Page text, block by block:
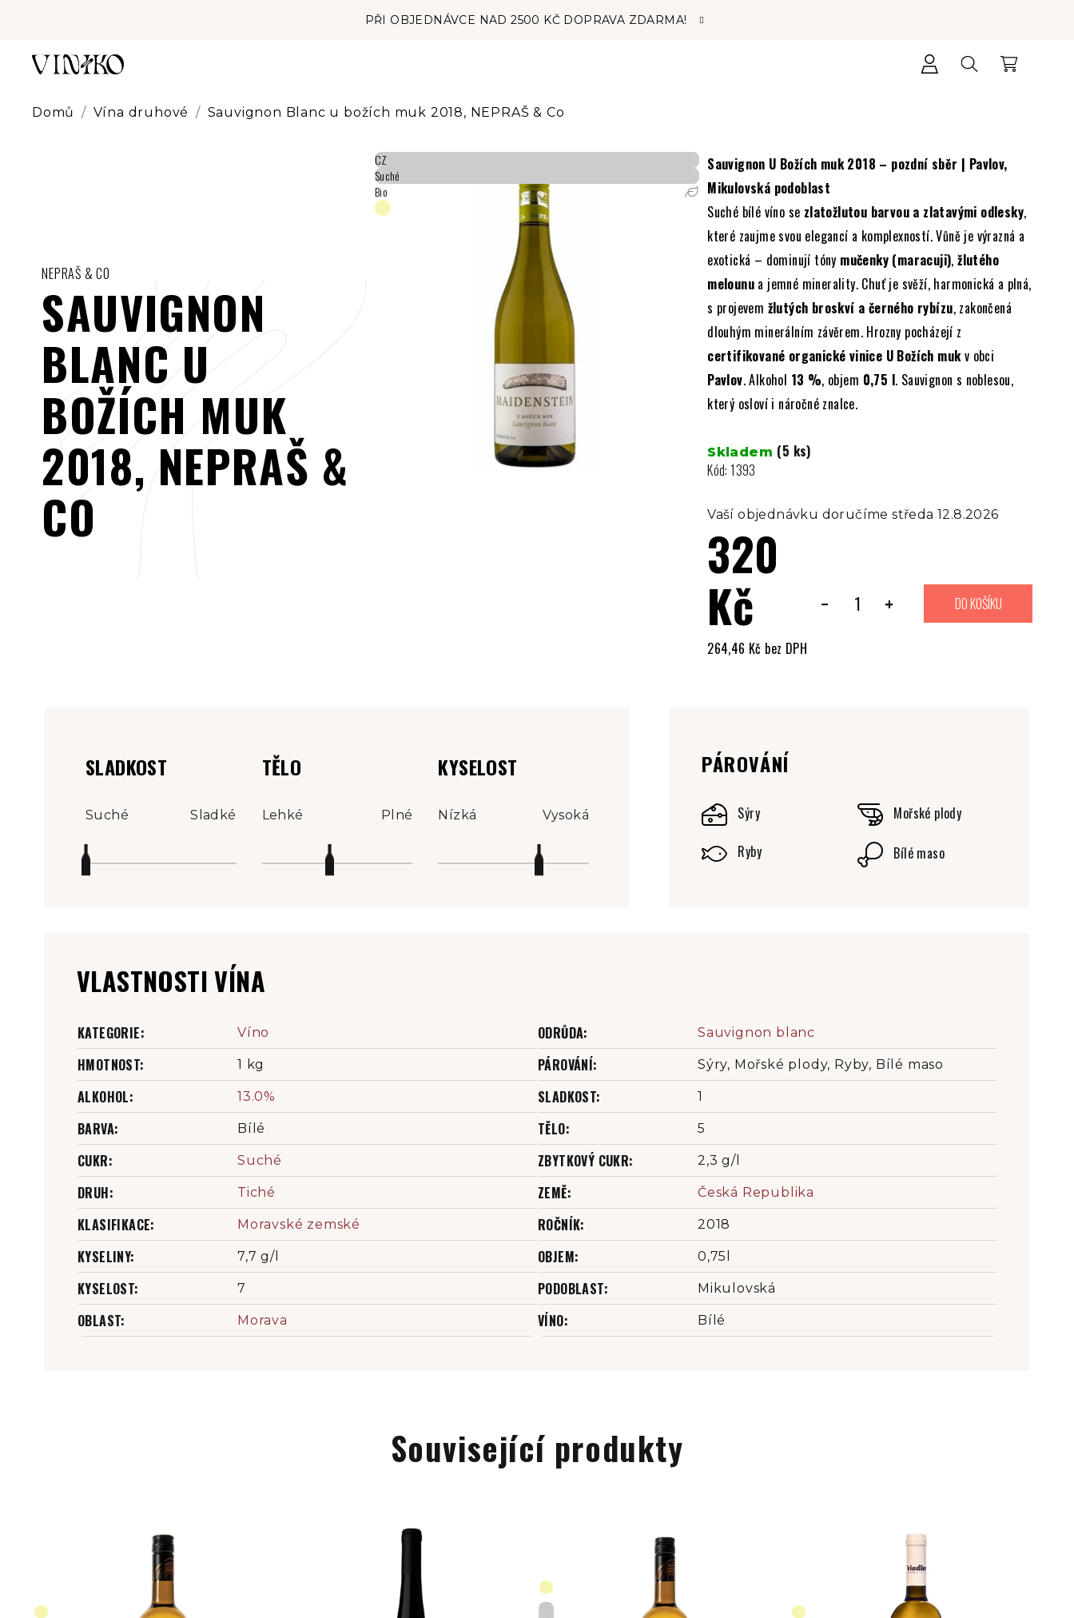
PŘI OBJEDNÁVCE NAD 2500 KČ DOPRAVA ZDARMA!
Domů / Vína druhové / Sauvignon Blanc u božích muk 2018, NEPRAŠ & Co
NEPRAŠ & CO
SAUVIGNON
BLANC U
BOŽÍCH MUK
2018, NEPRAŠ &
CO
Sauvignon U Božích muk 2018 – pozdní sběr | Pavlov,
Mikulovská podoblast
Suché bílé víno se zlatožlutou barvou a zlatavými odlesky,
které zaujme svou elegancí a komplexností. Vůně je výrazná a
exotická – dominují tóny mučenky (maracuji),žlutého
melounu a jemné minerality. Chuť je svěží, harmonická a plná,
s projevem žlutých broskví a černého rybízu, zakončená
dlouhým minerálním závěrem. Hrozny pocházejí z
certifikované organické vinice U Božích mukv obci
Pavlov. Alkohol 13 %, objem 0,75 l. Sauvignon s noblesou,
který osloví i náročné znalce.
Skladem (5 ks)
Kód: 1393
Vaší objednávku doručíme středa 12.8.2026
320
Kč
264,46 Kč bez DPH
+
− DO KOŠÍKU
Bio
CZ
Suché
SLADKOST
Suché Sladké
TĚLO
Lehké Plné
KYSELOST
Nízká Vysoká
PÁROVÁNÍ
Sýry Mořské plody
Ryby Bílé maso
VLASTNOSTI VÍNA
KATEGORIE: Víno
HMOTNOST: 1 kg
ALKOHOL: 13.0%
BARVA: Bílé
CUKR: Suché
DRUH: Tiché
KLASIFIKACE: Moravské zemské
KYSELINY: 7,7 g/l
KYSELOST: 7
OBLAST: Morava
ODRŮDA: Sauvignon blanc
PÁROVÁNÍ: Sýry, Mořské plody, Ryby, Bílé maso
SLADKOST: 1
TĚLO: 5
ZBYTKOVÝ CUKR: 2,3 g/l
ZEMĚ: Česká Republika
ROČNÍK: 2018
OBJEM: 0,75l
PODOBLAST: Mikulovská
VÍNO: Bílé
Související produkty